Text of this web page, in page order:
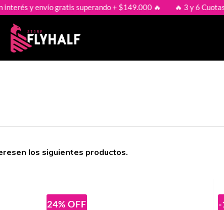
envío gratis superando + $149.000 🔥 🔥 3 y 6 Cuotas sin
los siguientes productos.
24% OFF